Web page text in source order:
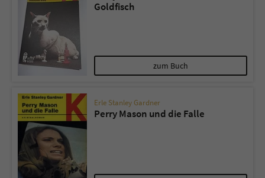
Goldfisch
zum Buch
Erle Stanley Gardner
Perry Mason und die Falle